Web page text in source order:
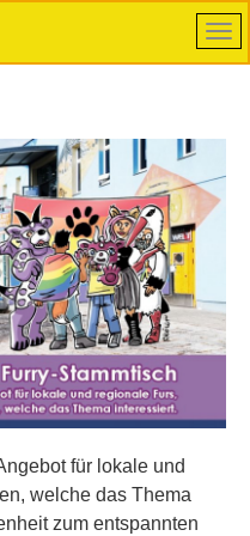
für lokale und
welche das Thema
zum entspannten